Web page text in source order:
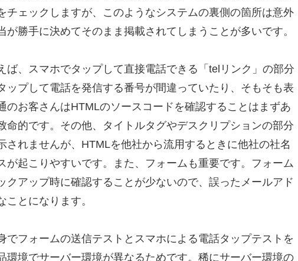
チェックしますが、このようなシステムの裏側の箇所は意外
勝手に決めてそのまま掲載されてしまうことが多いです。
ば、スマホでタップして直接電話できる「telリンク」の部分
ップして電話を発信する番号が間違っていたり、そもそも表
のお客さんはHTMLのソースコードを確認することはまずあ
命的です。その他、タイトルタグやデスクリプションの部分
されませんが、HTMLを他社から流用するときに他社の社名
が起こりやすいです。また、フォームも重要です。フォーム
クアップ時に確認することが少ないので、誤ったメールアド
とになります。
でフォームの送信テストとスマホによる電話タップテストを
環境でサーバー環境が異なるためです。稀にサーバー環境の